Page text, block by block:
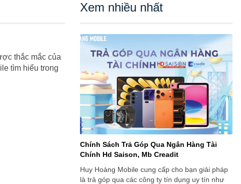
thắc mắc của
tìm hiểu trong
Xem nhiều nhất
Chính Sách Trả Góp Qua Ngân Hàng Tài
Chính Hd Saison, Mb Creadit
Huy Hoàng Mobile cung cấp cho bạn giải pháp
là trả góp qua các công ty tín dụng uy tín như